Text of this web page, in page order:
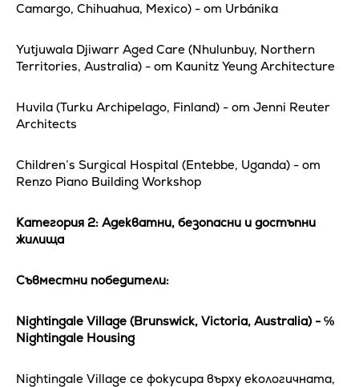
Camargo, Chihuahua, Mexico) - от Urbánika
Yutjuwala Djiwarr Aged Care (Nhulunbuy, Northern
Territories, Australia) - от Kaunitz Yeung Architecture
Huvila (Turku Archipelago, Finland) - от Jenni Reuter
Architects
Children’s Surgical Hospital (Entebbe, Uganda) - от
Renzo Piano Building Workshop
Категория 2: Адекватни, безопасни и достъпни
жилища
Съвместни победители:
Nightingale Village (Brunswick, Victoria, Australia) - ℅
Nightingale Housing
Nightingale Village се фокусира върху екологичната,